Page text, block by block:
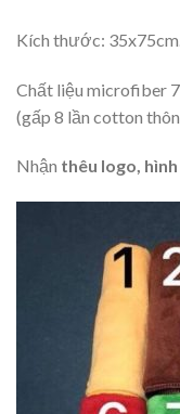
Kích thước:
Chất liệu microfiber
(gấp 8 lần cotton
Nhận thêu logo,